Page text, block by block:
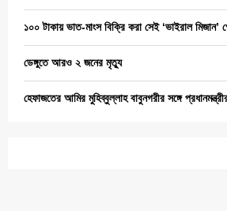
১০০ টাকায় ভাত-মাংস বিক্রি করা সেই ‘ভাইরাল মিজান’
ডেঙ্গুতে আরও ২ জনের মৃত্যু
হেফাজতের আমির মুহিব্বুল্লাহ বাবুনগরীর সঙ্গে